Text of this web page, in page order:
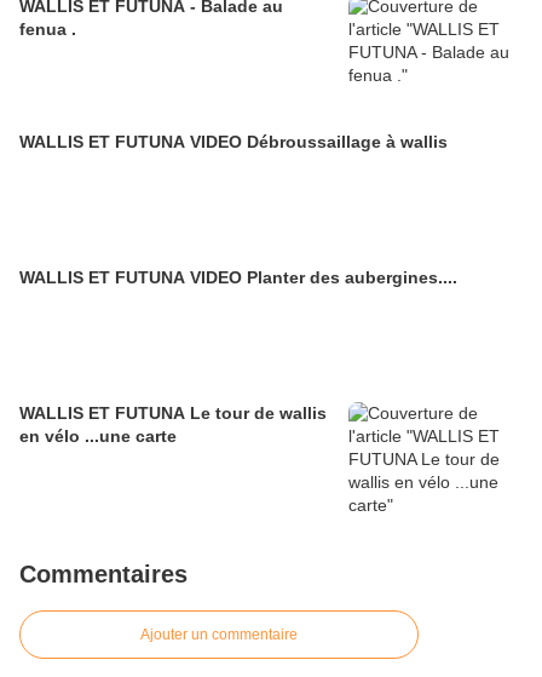
WALLIS ET FUTUNA - Balade au
fenua .
WALLIS ET FUTUNA VIDEO Débroussaillage à wallis
WALLIS ET FUTUNA VIDEO Planter des aubergines....
WALLIS ET FUTUNA Le tour de wallis
en vélo ...une carte
Commentaires
Ajouter un commentaire